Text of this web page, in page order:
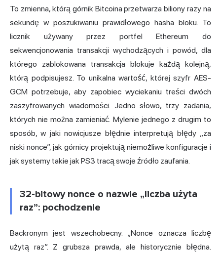
To zmienna, którą górnik Bitcoina przetwarza biliony razy na
sekundę w poszukiwaniu prawidłowego hasha bloku. To
licznik używany przez portfel Ethereum do
sekwencjonowania transakcji wychodzących i powód, dla
którego zablokowana transakcja blokuje każdą kolejną,
którą podpisujesz. To unikalna wartość, której szyfr AES-
GCM potrzebuje, aby zapobiec wyciekaniu treści dwóch
zaszyfrowanych wiadomości. Jedno słowo, trzy zadania,
których nie można zamieniać. Mylenie jednego z drugim to
sposób, w jaki nowicjusze błędnie interpretują błędy „za
niski nonce”, jak górnicy projektują niemożliwe konfiguracje i
jak systemy takie jak PS3 tracą swoje źródło zaufania.
32-bitowy nonce o nazwie „liczba użyta
raz”: pochodzenie
Backronym jest wszechobecny. „Nonce oznacza liczbę
użytą raz”. Z grubsza prawda, ale historycznie błędna.